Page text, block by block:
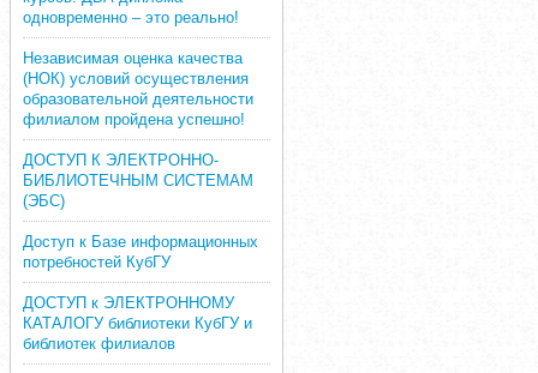
одновременно – это реально!
Независимая оценка качества
(НОК) условий осуществления
образовательной деятельности
филиалом пройдена успешно!
ДОСТУП К ЭЛЕКТРОННО-
БИБЛИОТЕЧНЫМ СИСТЕМАМ
(ЭБС)
Доступ к Базе информационных
потребностей КубГУ
ДОСТУП к ЭЛЕКТРОННОМУ
КАТАЛОГУ библиотеки КубГУ и
библиотек филиалов